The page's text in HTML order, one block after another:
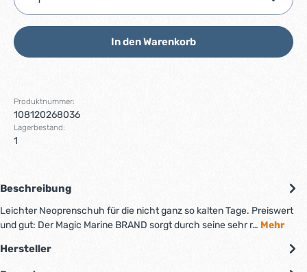
In den Warenkorb
Produktnummer:
108120268036
Lagerbestand:
1
Beschreibung
Leichter Neoprenschuh für die nicht ganz so kalten Tage. Preiswert
und gut: Der Magic Marine BRAND sorgt durch seine sehr r… Mehr
Hersteller